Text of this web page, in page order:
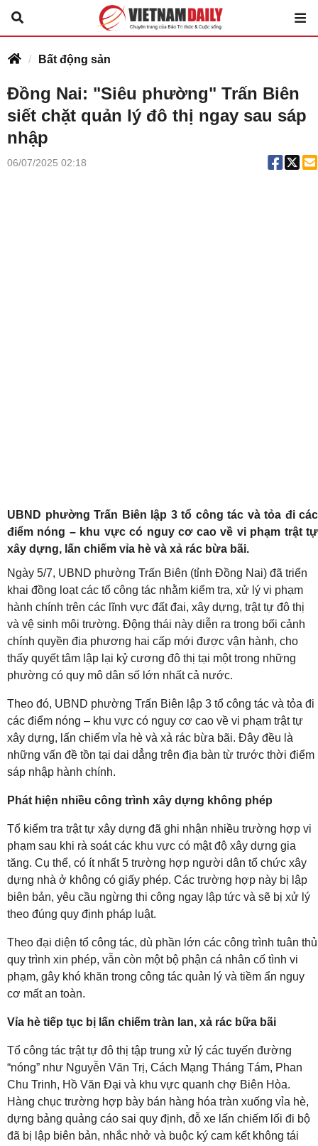
Bất động sản
Đồng Nai: "Siêu phường" Trấn Biên
siết chặt quản lý đô thị ngay sau sáp
nhập
06/07/2025 02:18
UBND phường Trấn Biên lập 3 tổ công tác và tỏa đi các
điểm nóng – khu vực có nguy cơ cao về vi phạm trật tự
xây dựng, lấn chiếm vỉa hè và xả rác bừa bãi.
Ngày 5/7, UBND phường Trấn Biên (tỉnh Đồng Nai) đã triển
khai đồng loạt các tổ công tác nhằm kiểm tra, xử lý vi phạm
hành chính trên các lĩnh vực đất đai, xây dựng, trật tự đô thị
và vệ sinh môi trường. Động thái này diễn ra trong bối cảnh
chính quyền địa phương hai cấp mới được vận hành, cho
thấy quyết tâm lập lại kỷ cương đô thị tại một trong những
phường có quy mô dân số lớn nhất cả nước.
Theo đó, UBND phường Trấn Biên lập 3 tổ công tác và tỏa đi
các điểm nóng – khu vực có nguy cơ cao về vi phạm trật tự
xây dựng, lấn chiếm vỉa hè và xả rác bừa bãi. Đây đều là
những vấn đề tồn tại dai dẳng trên địa bàn từ trước thời điểm
sáp nhập hành chính.
Phát hiện nhiều công trình xây dựng không phép
Tổ kiểm tra trật tự xây dựng đã ghi nhận nhiều trường hợp vi
phạm sau khi rà soát các khu vực có mật độ xây dựng gia
tăng. Cụ thể, có ít nhất 5 trường hợp người dân tổ chức xây
dựng nhà ở không có giấy phép. Các trường hợp này bị lập
biên bản, yêu cầu ngừng thi công ngay lập tức và sẽ bị xử lý
theo đúng quy định pháp luật.
Theo đại diện tổ công tác, dù phần lớn các công trình tuân thủ
quy trình xin phép, vẫn còn một bộ phận cá nhân cố tình vi
phạm, gây khó khăn trong công tác quản lý và tiềm ẩn nguy
cơ mất an toàn.
Vỉa hè tiếp tục bị lấn chiếm tràn lan, xả rác bữa bãi
Tổ công tác trật tự đô thị tập trung xử lý các tuyến đường
“nóng” như Nguyễn Văn Trị, Cách Mạng Tháng Tám, Phan
Chu Trinh, Hồ Văn Đại và khu vực quanh chợ Biên Hòa.
Hàng chục trường hợp bày bán hàng hóa tràn xuống vỉa hè,
dựng bảng quảng cáo sai quy định, đỗ xe lấn chiếm lối đi bộ
đã bị lập biên bản, nhắc nhở và buộc ký cam kết không tái